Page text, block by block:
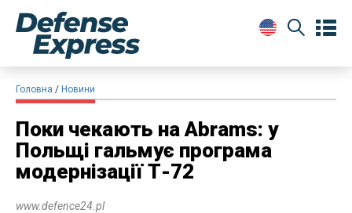
Головна Новини
Поки чекають на Abrams: у
Польщі гальмує програма
модернізації Т-72
www.defence24.pl